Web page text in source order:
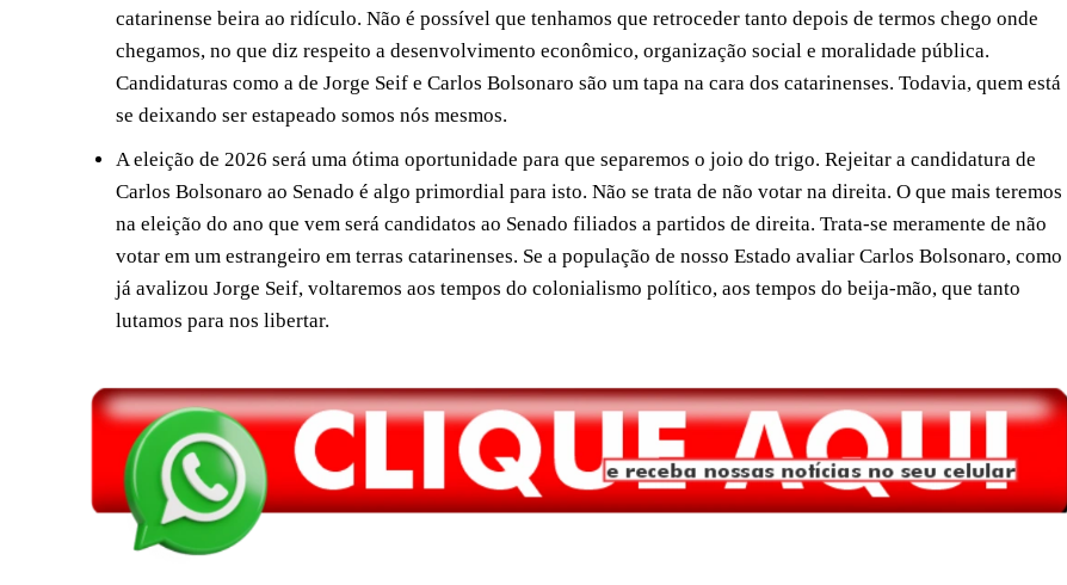
catarinense beira ao ridículo. Não é possível que tenhamos que retroceder tanto depois de termos chego onde
chegamos, no que diz respeito a desenvolvimento econômico, organização social e moralidade pública.
Candidaturas como a de Jorge Seif e Carlos Bolsonaro são um tapa na cara dos catarinenses. Todavia, quem está
se deixando ser estapeado somos nós mesmos.
A eleição de 2026 será uma ótima oportunidade para que separemos o joio do trigo. Rejeitar a candidatura de
Carlos Bolsonaro ao Senado é algo primordial para isto. Não se trata de não votar na direita. O que mais teremos
na eleição do ano que vem será candidatos ao Senado filiados a partidos de direita. Trata-se meramente de não
votar em um estrangeiro em terras catarinenses. Se a população de nosso Estado avaliar Carlos Bolsonaro, como
já avalizou Jorge Seif, voltaremos aos tempos do colonialismo político, aos tempos do beija-mão, que tanto
lutamos para nos libertar.